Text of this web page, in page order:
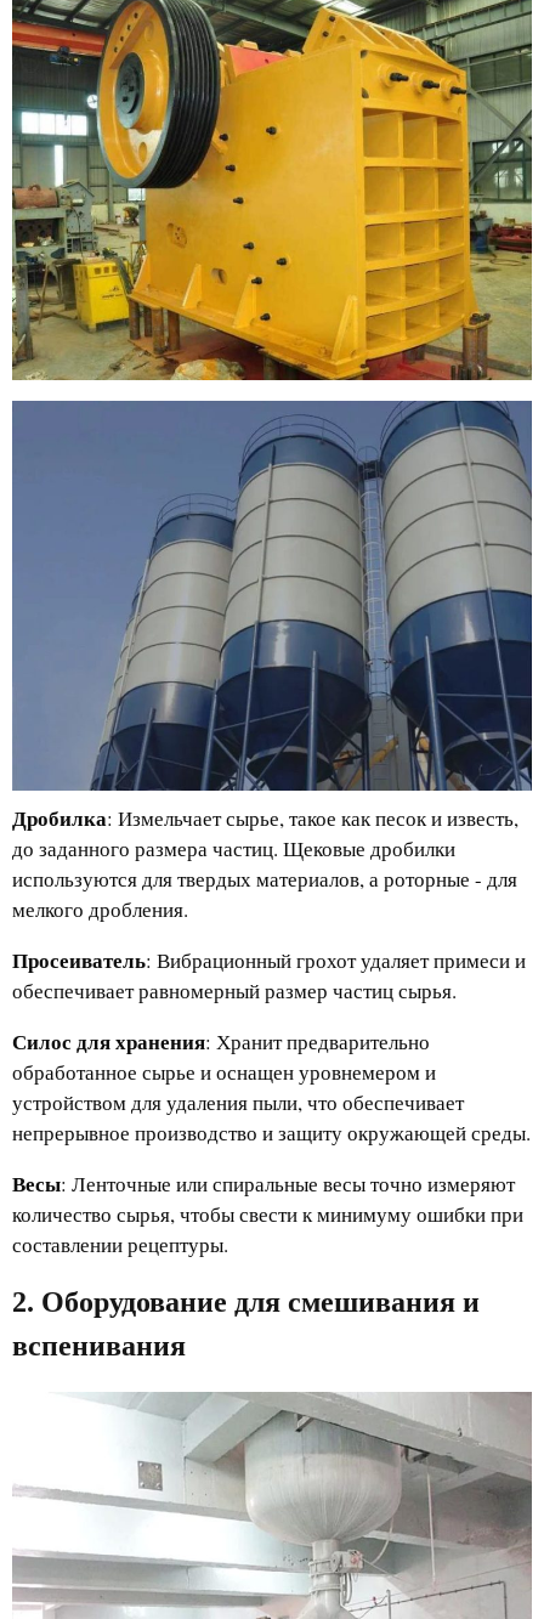
Дробилка: Измельчает сырье, такое как песок и известь,
до заданного размера частиц. Щековые дробилки
используются для твердых материалов, а роторные - для
мелкого дробления.
Просеиватель: Вибрационный грохот удаляет примеси и
обеспечивает равномерный размер частиц сырья.
Силос для хранения: Хранит предварительно
обработанное сырье и оснащен уровнемером и
устройством для удаления пыли, что обеспечивает
непрерывное производство и защиту окружающей среды.
Весы: Ленточные или спиральные весы точно измеряют
количество сырья, чтобы свести к минимуму ошибки при
составлении рецептуры.
2. Оборудование для смешивания и
вспенивания